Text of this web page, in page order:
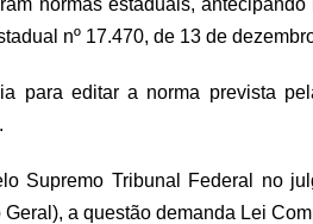
normas estaduais,
nº 17.470, de 13 de
para editar a norma prevista
Supremo Tribunal Federal no
a questão demanda Lei